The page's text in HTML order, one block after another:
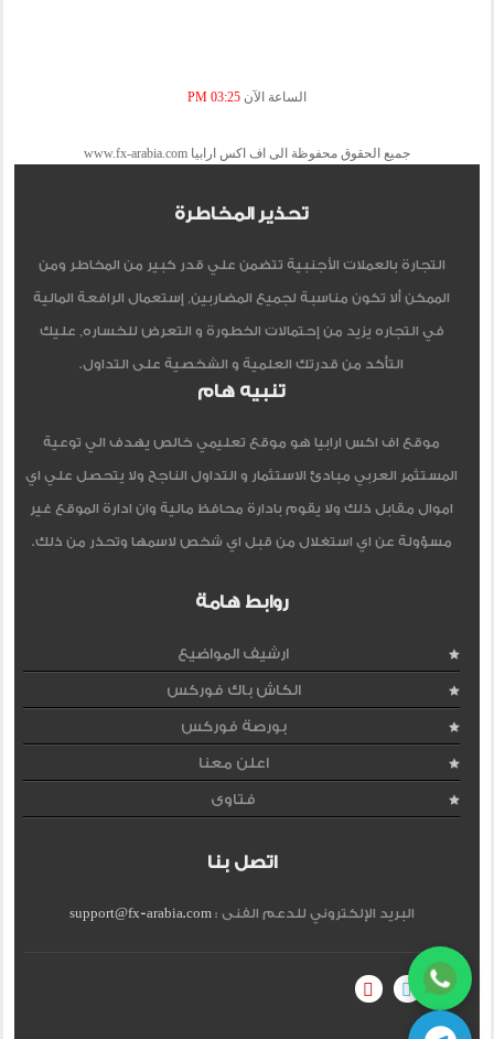
الساعة الآن 03:25 PM
جميع الحقوق محفوظة الى اف اكس ارابيا www.fx-arabia.com
تحذير المخاطرة
التجارة بالعملات الأجنبية تتضمن علي قدر كبير من المخاطر ومن
الممكن ألا تكون مناسبة لجميع المضاربين, إستعمال الرافعة المالية
في التجاره يزيد من إحتمالات الخطورة و التعرض للخساره, عليك
التأكد من قدرتك العلمية و الشخصية على التداول.
تنبيه هام
موقع اف اكس ارابيا هو موقع تعليمي خالص يهدف الي توعية
المستثمر العربي مبادئ الاستثمار و التداول الناجح ولا يتحصل علي اي
اموال مقابل ذلك ولا يقوم بادارة محافظ مالية وان ادارة الموقع غير
مسؤولة عن اي استغلال من قبل اي شخص لاسمها وتحذر من ذلك.
روابط هامة
ارشيف المواضيع
الكاش باك فوركس
بورصة فوركس
اعلن معنا
فتاوى
اتصل بنا
البريد الإلكتروني للدعم الفنى :support@fx-arabia.com